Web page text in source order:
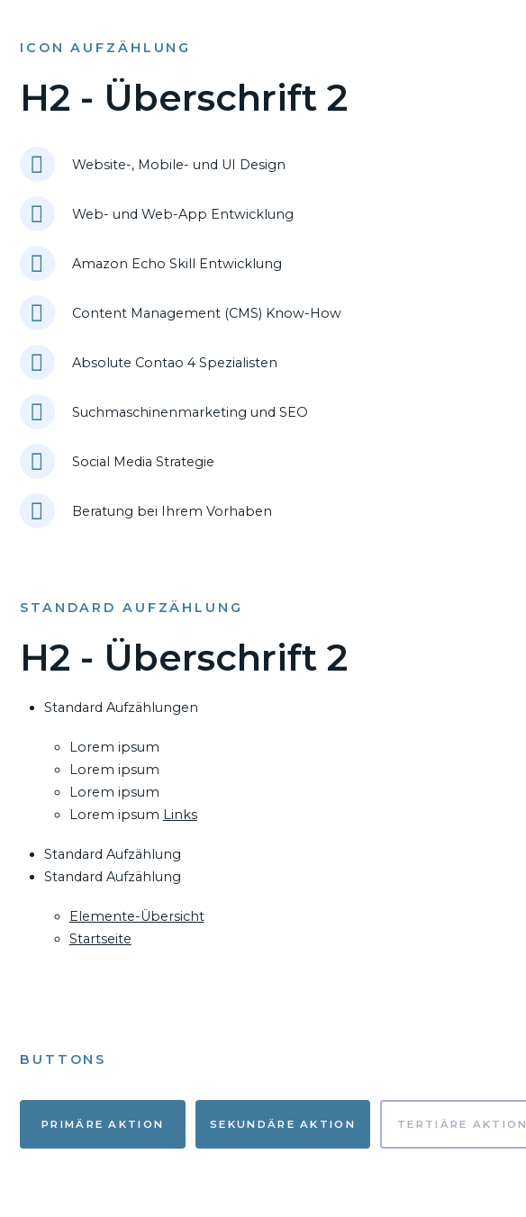
ICON AUFZÄHLUNG
H2 - Überschrift 2
Website-, Mobile- und UI Design
Web- und Web-App Entwicklung
Amazon Echo Skill Entwicklung
Content Management (CMS) Know-How
Absolute Contao 4 Spezialisten
Suchmaschinenmarketing und SEO
Social Media Strategie
Beratung bei Ihrem Vorhaben
STANDARD AUFZÄHLUNG
H2 - Überschrift 2
Standard Aufzählungen
Lorem ipsum
Lorem ipsum
Lorem ipsum
Lorem ipsum Links
Standard Aufzählung
Standard Aufzählung
Elemente-Übersicht
Startseite
BUTTONS
PRIMÄRE AKTION SEKUNDÄRE AKTION TERTIÄRE AKTION